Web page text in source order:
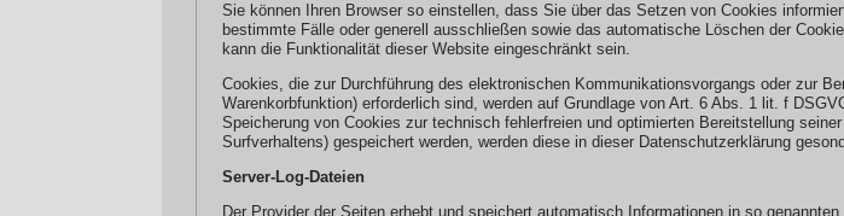
Sie können Ihren Browser so einstellen, dass Sie über das Setzen von Cookies
bestimmte Fälle oder generell ausschließen sowie das automatische Löschen der
kann die Funktionalität dieser Website eingeschränkt sein.
Cookies, die zur Durchführung des elektronischen Kommunikationsvorgangs oder zur
Warenkorbfunktion) erforderlich sind, werden auf Grundlage von Art. 6 Abs. 1 lit. f
Speicherung von Cookies zur technisch fehlerfreien und optimierten Bereitstellung
Surfverhaltens) gespeichert werden, werden diese in dieser Datenschutzerklärung
Server-Log-Dateien
Der Provider der Seiten erhebt und speichert automatisch Informationen in so